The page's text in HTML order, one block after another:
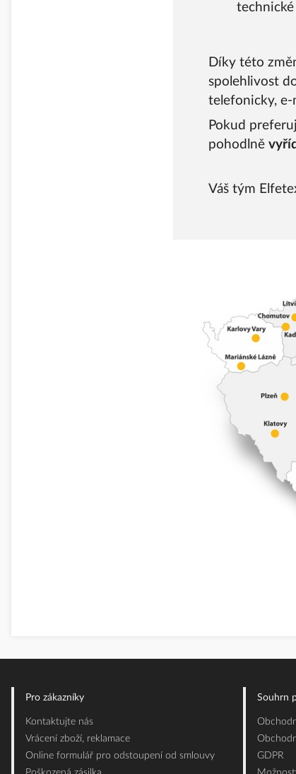
Díky této
spolehlivost
telefonicky, e-
Pokud
pohodlně
Váš tým
Pro zákazníky
Kontaktujte nás
Vrácení zboží, reklamace
Online formulář pro odstoupení od smlouvy
Souhrn
GDPR